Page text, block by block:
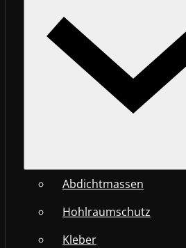
Abdichtmassen
Hohlraumschutz
Kleber